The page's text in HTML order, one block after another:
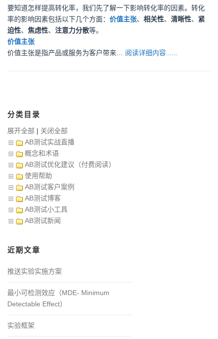
要知道怎样提高转化率，我们先了解一下影响转化率的因素。转化
率的影响因素包括以下几个方面： 价值主张、 相关性、 清晰性、 紧
迫性、 焦虑性、 注意力分散等。
价值主张
价值主张是指产品或服务为客户带来… 阅读详细内容......
分类目录
展开全部 | 关闭全部
AB测试实战直播
概念和术语
AB测试优化建议（付费阅读）
使用帮助
AB测试客户案例
AB测试博客
AB测试小工具
AB测试新闻
近期文章
推送实验实施方案
最小可检测效应（MDE- Minimum
Detectable Effect）
实验框架